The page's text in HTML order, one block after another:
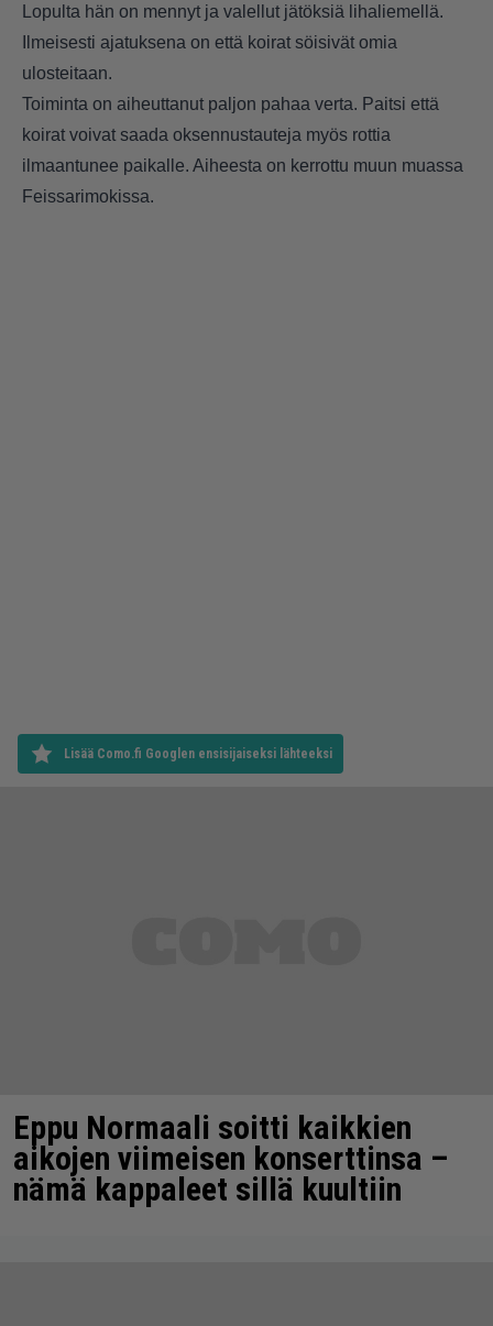
Lopulta hän on mennyt ja valellut jätöksiä lihaliemellä.
Ilmeisesti ajatuksena on että koirat söisivät omia
ulosteitaan.
Toiminta on aiheuttanut paljon pahaa verta. Paitsi että
koirat voivat saada oksennustauteja myös rottia
ilmaantunee paikalle. Aiheesta on kerrottu muun muassa
Feissarimokissa.
Lisää Como.fi Googlen ensisijaiseksi lähteeksi
Eppu Normaali soitti kaikkien
aikojen viimeisen konserttinsa –
nämä kappaleet sillä kuultiin